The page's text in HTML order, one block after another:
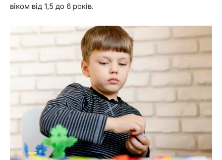
віком від 1,5 до 6 років.